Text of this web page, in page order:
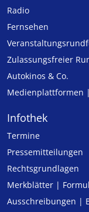
Radio
Fernsehen
Zulassungs­freier
Autokinos & Co.
Medienplattformen
Infothek
Termine
Pressemitteilungen
Rechtsgrundlagen
Merkblätter |
Ausschreibungen |